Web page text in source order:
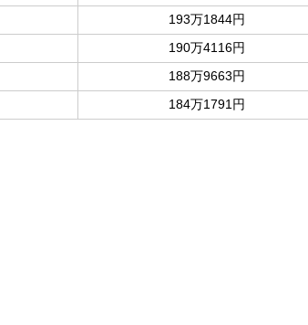
193万1844円
190万4116円
188万9663円
184万1791円